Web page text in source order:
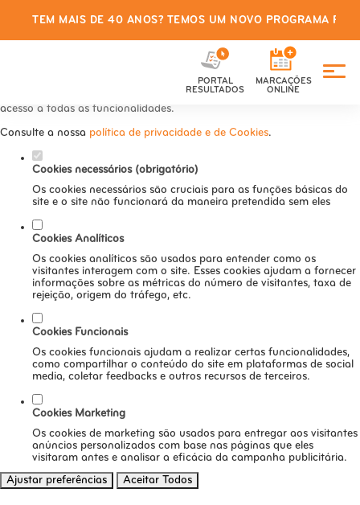
Defina as suas preferências de
cookies para este website.
Este website utiliza cookies estritamente necessários, analíticos e
acesso a todas as funcionalidades.
Consulte a nossa política de privacidade e de Cookies.
Cookies necessários (obrigatório)
Os cookies necessários são cruciais para as funções básicas do
site e o site não funcionará da maneira pretendida sem eles
Cookies Analíticos
Os cookies analíticos são usados para entender como os
visitantes interagem com o site. Esses cookies ajudam a fornecer
informações sobre as métricas do número de visitantes, taxa de
rejeição, origem do tráfego, etc.
Cookies Funcionais
Os cookies funcionais ajudam a realizar certas funcionalidades,
como compartilhar o conteúdo do site em plataformas de social
media, coletar feedbacks e outros recursos de terceiros.
Cookies Marketing
Os cookies de marketing são usados para entregar aos visitantes
anúncios personalizados com base nas páginas que eles
visitaram antes e analisar a eficácia da campanha publicitária.
Ajustar preferências
Aceitar Todos
TEM MAIS DE 40 ANOS? TEMOS UM NOVO PROGRAMA
PORTAL
RESULTADOS
MARCAÇÕES
ONLINE